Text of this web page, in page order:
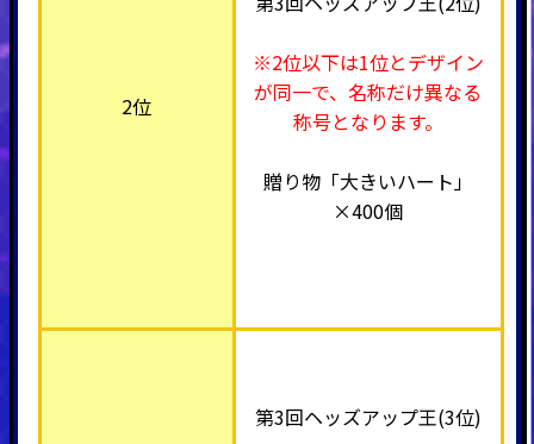
2位
※2位以下は1位とデザイン
が同一で、名称だけ異なる
称号となります。
贈り物「大きいハート」
×400個
第3回ヘッズアップ王(3位)